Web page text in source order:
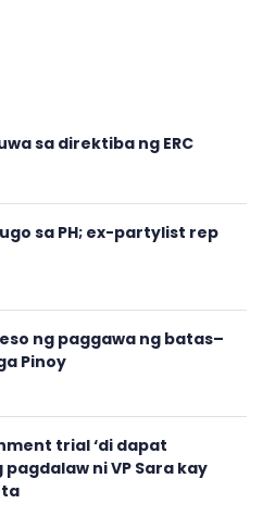
sa direktiba ng ERC
sa PH; ex-partylist rep
ng paggawa ng batas–
Pinoy
trial ‘di dapat
ni VP Sara kay